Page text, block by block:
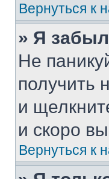
Вернуться к
» Я
Не
получить
и
и скоро
Вернуться к